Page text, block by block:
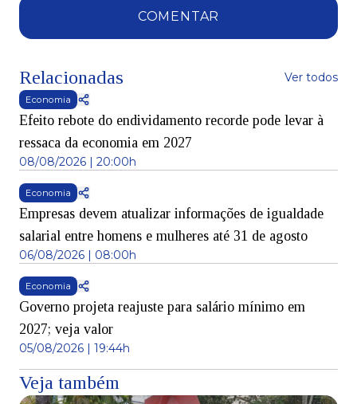
COMENTAR
Relacionadas Ver todos
Economia
Efeito rebote do endividamento recorde pode levar à
ressaca da economia em 2027
08/08/2026 | 20:00h
Economia
Empresas devem atualizar informações de igualdade
salarial entre homens e mulheres até 31 de agosto
06/08/2026 | 08:00h
Economia
Governo projeta reajuste para salário mínimo em
2027; veja valor
05/08/2026 | 19:44h
Veja também